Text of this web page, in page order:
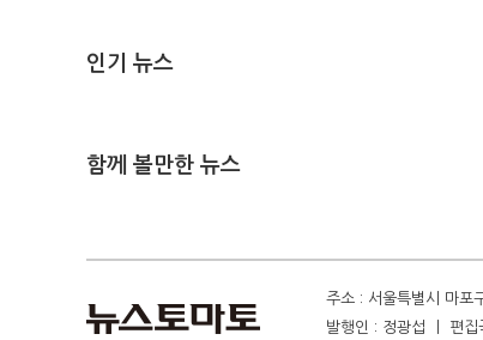
인기 뉴스
함께 볼만한 뉴스
주소 : 서울특별시 마
발행인 : 정광섭 ㅣ 편